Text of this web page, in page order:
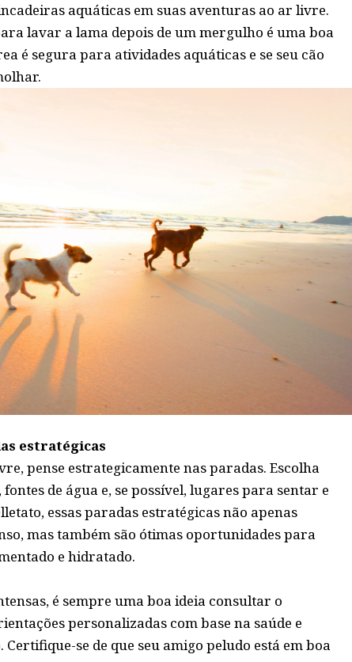
aquáticas em suas aventuras ao ar livre.
lavar a lama depois de um mergulho é uma boa
é segura para atividades aquáticas e se seu cão
estratégicas
pense estrategicamente nas paradas. Escolha
de água e, se possível, lugares para sentar e
essas paradas estratégicas não apenas
mas também são ótimas oportunidades para
e hidratado.
é sempre uma boa ideia consultar o
personalizadas com base na saúde e
Certifique-se de que seu amigo peludo está em boa